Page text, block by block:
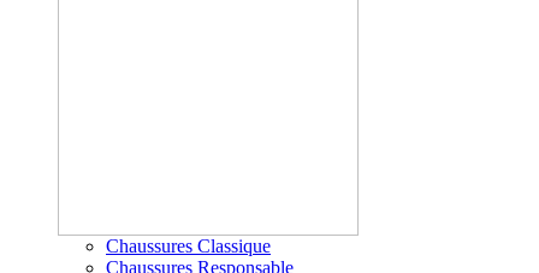
Chaussures Classique
Chaussures Responsable